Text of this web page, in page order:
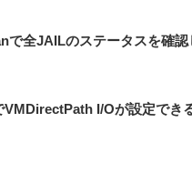
で全JAILのステータスを確認
VMDirectPath I/Oが設定でき